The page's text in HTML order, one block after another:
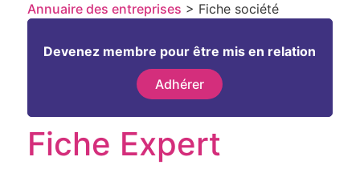
Annuaire des entreprises > Fiche société
Devenez membre pour être mis en relation
Adhérer
Fiche Expert